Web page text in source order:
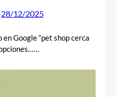
28/12/2025
en Google “pet shop cerca